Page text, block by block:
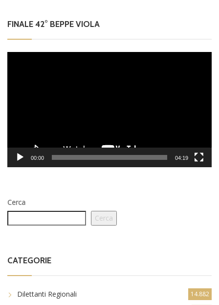
FINALE 42° BEPPE VIOLA
00:00 04:19
Cerca
Cerca
CATEGORIE
Dilettanti Regionali 14.882